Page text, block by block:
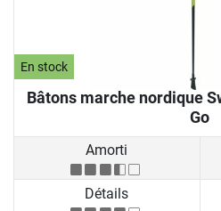
En stock
Bâtons marche nordique
Go
Amorti
Détails